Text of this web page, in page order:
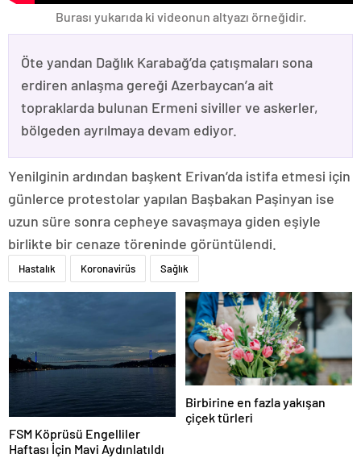
Burası yukarıda ki videonun altyazı örneğidir.
Öte yandan Dağlık Karabağ’da çatışmaları sona
erdiren anlaşma gereği Azerbaycan’a ait
topraklarda bulunan Ermeni siviller ve askerler,
bölgeden ayrılmaya devam ediyor.
Yenilginin ardından başkent Erivan’da istifa etmesi için
günlerce protestolar yapılan Başbakan Paşinyan ise
uzun süre sonra cepheye savaşmaya giden eşiyle
birlikte bir cenaze töreninde görüntülendi.
Hastalık Koronavirüs Sağlık
FSM Köprüsü Engelliler
Haftası İçin Mavi Aydınlatıldı
Birbirine en fazla yakışan
çiçek türleri